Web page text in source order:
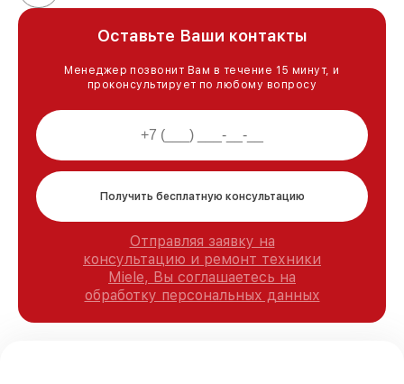
Оставьте Ваши контакты
Менеджер позвонит Вам в течение 15 минут, и
проконсультирует по любому вопросу
Получить бесплатную консультацию
Отправляя заявку на
консультацию и ремонт техники
Miele, Вы соглашаетесь на
обработку персональных данных